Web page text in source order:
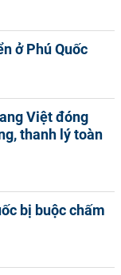
ở Phú Quốc
Việt đóng
thanh lý toàn
bị buộc chấm